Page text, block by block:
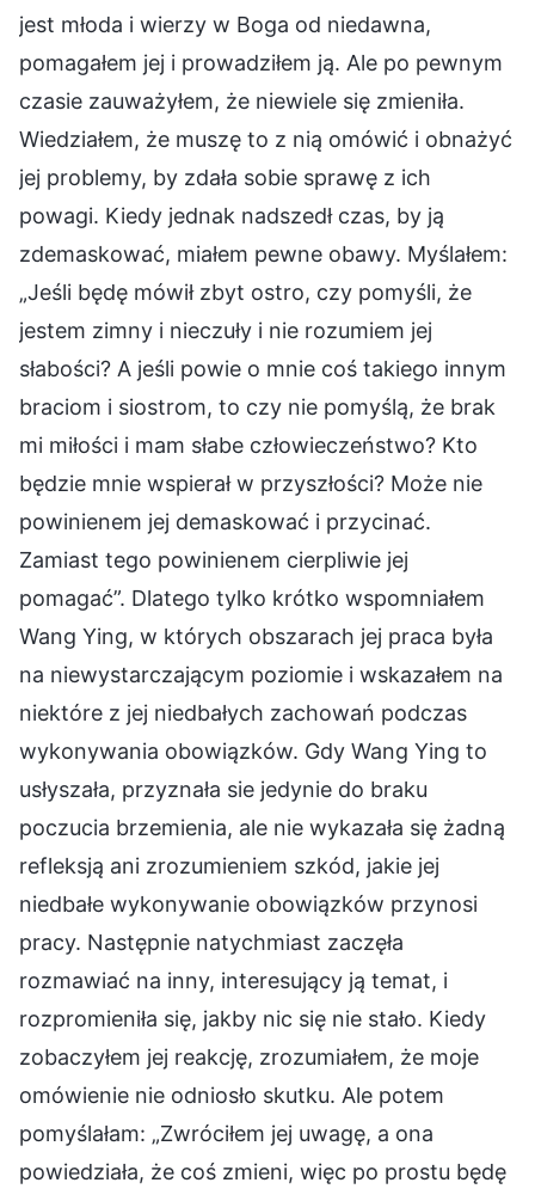
jest młoda i wierzy w Boga od niedawna,
pomagałem jej i prowadziłem ją. Ale po pewnym
czasie zauważyłem, że niewiele się zmieniła.
Wiedziałem, że muszę to z nią omówić i obnażyć
jej problemy, by zdała sobie sprawę z ich
powagi. Kiedy jednak nadszedł czas, by ją
zdemaskować, miałem pewne obawy. Myślałem:
„Jeśli będę mówił zbyt ostro, czy pomyśli, że
jestem zimny i nieczuły i nie rozumiem jej
słabości? A jeśli powie o mnie coś takiego innym
braciom i siostrom, to czy nie pomyślą, że brak
mi miłości i mam słabe człowieczeństwo? Kto
będzie mnie wspierał w przyszłości? Może nie
powinienem jej demaskować i przycinać.
Zamiast tego powinienem cierpliwie jej
pomagać”. Dlatego tylko krótko wspomniałem
Wang Ying, w których obszarach jej praca była
na niewystarczającym poziomie i wskazałem na
niektóre z jej niedbałych zachowań podczas
wykonywania obowiązków. Gdy Wang Ying to
usłyszała, przyznała sie jedynie do braku
poczucia brzemienia, ale nie wykazała się żadną
refleksją ani zrozumieniem szkód, jakie jej
niedbałe wykonywanie obowiązków przynosi
pracy. Następnie natychmiast zaczęła
rozmawiać na inny, interesujący ją temat, i
rozpromieniła się, jakby nic się nie stało. Kiedy
zobaczyłem jej reakcję, zrozumiałem, że moje
omówienie nie odniosło skutku. Ale potem
pomyślałam: „Zwróciłem jej uwagę, a ona
powiedziała, że coś zmieni, więc po prostu będę